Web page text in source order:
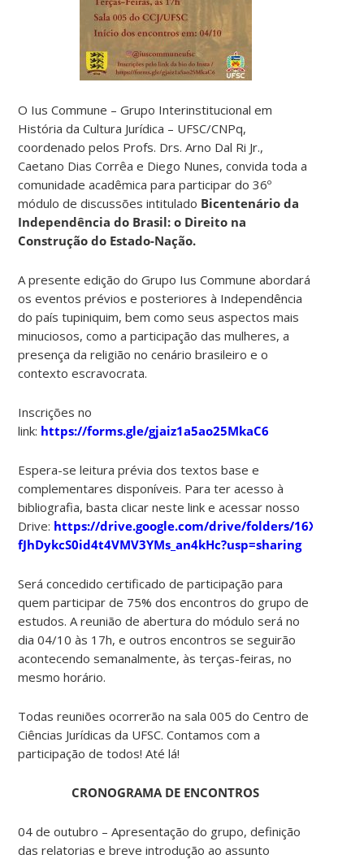
O Ius Commune – Grupo Interinstitucional em
História da Cultura Jurídica – UFSC/CNPq,
coordenado pelos Profs. Drs. Arno Dal Ri Jr.,
Caetano Dias Corrêa e Diego Nunes, convida toda a
comunidade acadêmica para participar do 36º
módulo de discussões intitulado Bicentenário da
Independência do Brasil: o Direito na
Construção do Estado-Nação.
A presente edição do Grupo Ius Commune abordará
os eventos prévios e posteriores à Independência
do país tupiniquim, bem como seus aspectos mais
minuciosos, como a participação das mulheres, a
presença da religião no cenário brasileiro e o
contexto escravocrata.
Inscrições no
link: https://forms.gle/gjaiz1a5ao25MkaC6
Espera-se leitura prévia dos textos base e
complementares disponíveis. Para ter acesso à
bibliografia, basta clicar neste link e acessar nosso
Drive: https://drive.google.com/drive/folders/16XN-
fJhDykcS0id4t4VMV3YMs_an4kHc?usp=sharing
Será concedido certificado de participação para
quem participar de 75% dos encontros do grupo de
estudos. A reunião de abertura do módulo será no
dia 04/10 às 17h, e outros encontros se seguirão
acontecendo semanalmente, às terças-feiras, no
mesmo horário.
Todas reuniões ocorrerão na sala 005 do Centro de
Ciências Jurídicas da UFSC. Contamos com a
participação de todos! Até lá!
CRONOGRAMA DE ENCONTROS
04 de outubro – Apresentação do grupo, definição
das relatorias e breve introdução ao assunto